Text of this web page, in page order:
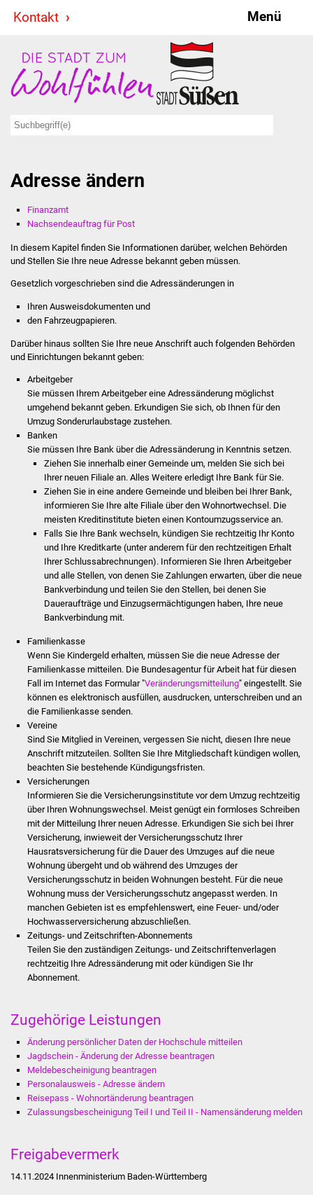
Kontakt Menü
Stadt & Politik
Bürgermeister
Jugendbeirat
Summerrockfestival
Stadtverwaltung
Behördenwegweiser
Stellenangebote
Kontakt
Veröffentlichungen
Ortsrecht
FNP / Bebauungspläne
Wahlen
Jubiläumsjahr 2021
Partnerstädte
Projekte
Schulentwicklung Bizet
Sanierung Hallenbad
Sanierung Bizethalle
Ortsentwicklung
Presse
Bürger & Service
Was erledige ich wo
Bürgerinfos
Adresse ändern
Finanzamt
Nachsendeauftrag für Post
In diesem Kapitel finden Sie Informationen darüber, welchen Behörden
und Stellen Sie Ihre neue Adresse bekannt geben müssen.
Gesetzlich vorgeschrieben sind die Adressänderungen in
Ihren Ausweisdokumenten und
den Fahrzeugpapieren.
Darüber hinaus sollten Sie Ihre neue Anschrift auch folgenden Behörden
und Einrichtungen bekannt geben:
Arbeitgeber
Sie müssen Ihrem Arbeitgeber eine Adressänderung möglichst
umgehend bekannt geben. Erkundigen Sie sich, ob Ihnen für den
Umzug Sonderurlaubstage zustehen.
Banken
Sie müssen Ihre Bank über die Adressänderung in Kenntnis setzen.
Ziehen Sie innerhalb einer Gemeinde um, melden Sie sich bei
Ihrer neuen Filiale an. Alles Weitere erledigt Ihre Bank für Sie.
Ziehen Sie in eine andere Gemeinde und bleiben bei Ihrer Bank,
informieren Sie Ihre alte Filiale über den Wohnortwechsel. Die
meisten Kreditinstitute bieten einen Kontoumzugsservice an.
Falls Sie Ihre Bank wechseln, kündigen Sie rechtzeitig Ihr Konto
und Ihre Kreditkarte (unter anderem für den rechtzeitigen Erhalt
Ihrer Schlussabrechnungen). Informieren Sie Ihren Arbeitgeber
und alle Stellen, von denen Sie Zahlungen erwarten, über die neue
Bankverbindung und teilen Sie den Stellen, bei denen Sie
Daueraufträge und Einzugsermächtigungen haben, Ihre neue
Bankverbindung mit.
Familienkasse
Wenn Sie Kindergeld erhalten, müssen Sie die neue Adresse der
Familienkasse mitteilen. Die Bundesagentur für Arbeit hat für diesen
Fall im Internet das Formular "Veränderungsmitteilung" eingestellt. Sie
können es elektronisch ausfüllen, ausdrucken, unterschreiben und an
die Familienkasse senden.
Vereine
Sind Sie Mitglied in Vereinen, vergessen Sie nicht, diesen Ihre neue
Anschrift mitzuteilen. Sollten Sie Ihre Mitgliedschaft kündigen wollen,
beachten Sie bestehende Kündigungsfristen.
Versicherungen
Informieren Sie die Versicherungsinstitute vor dem Umzug rechtzeitig
über Ihren Wohnungswechsel. Meist genügt ein formloses Schreiben
mit der Mitteilung Ihrer neuen Adresse. Erkundigen Sie sich bei Ihrer
Versicherung, inwieweit der Versicherungsschutz Ihrer
Hausratsversicherung für die Dauer des Umzuges auf die neue
Wohnung übergeht und ob während des Umzuges der
Versicherungsschutz in beiden Wohnungen besteht. Für die neue
Wohnung muss der Versicherungsschutz angepasst werden. In
manchen Gebieten ist es empfehlenswert, eine Feuer- und/oder
Hochwasserversicherung abzuschließen.
Zeitungs- und Zeitschriften-Abonnements
Teilen Sie den zuständigen Zeitungs- und Zeitschriftenverlagen
rechtzeitig Ihre Adressänderung mit oder kündigen Sie Ihr
Abonnement.
Zugehörige Leistungen
Änderung persönlicher Daten der Hochschule mitteilen
Jagdschein - Änderung der Adresse beantragen
Meldebescheinigung beantragen
Personalausweis - Adresse ändern
Reisepass - Wohnortänderung beantragen
Zulassungsbescheinigung Teil I und Teil II - Namensänderung melden
Freigabevermerk
14.11.2024Innenministerium Baden-Württemberg